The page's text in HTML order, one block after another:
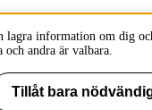
lagra information om dig
och andra är valbara.
Tillåt bara